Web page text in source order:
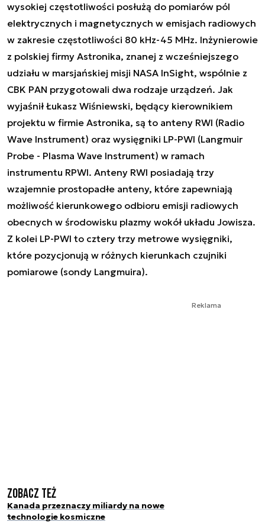
wysokiej częstotliwości posłużą do pomiarów pól
elektrycznych i magnetycznych w emisjach radiowych
w zakresie częstotliwości 80 kHz-45 MHz. Inżynierowie
z polskiej firmy Astronika, znanej z wcześniejszego
udziału w marsjańskiej misji NASA InSight, wspólnie z
CBK PAN przygotowali dwa rodzaje urządzeń. Jak
wyjaśnił Łukasz Wiśniewski, będący kierownikiem
projektu w firmie Astronika, są to anteny RWI (Radio
Wave Instrument) oraz wysięgniki LP-PWI (Langmuir
Probe - Plasma Wave Instrument) w ramach
instrumentu RPWI. Anteny RWI posiadają trzy
wzajemnie prostopadłe anteny, które zapewniają
możliwość kierunkowego odbioru emisji radiowych
obecnych w środowisku plazmy wokół układu Jowisza.
Z kolei LP-PWI to cztery trzy metrowe wysięgniki,
które pozycjonują w różnych kierunkach czujniki
pomiarowe (sondy Langmuira).
Reklama
Zobacz też
Kanada przeznaczy miliardy na nowe
technologie kosmiczne